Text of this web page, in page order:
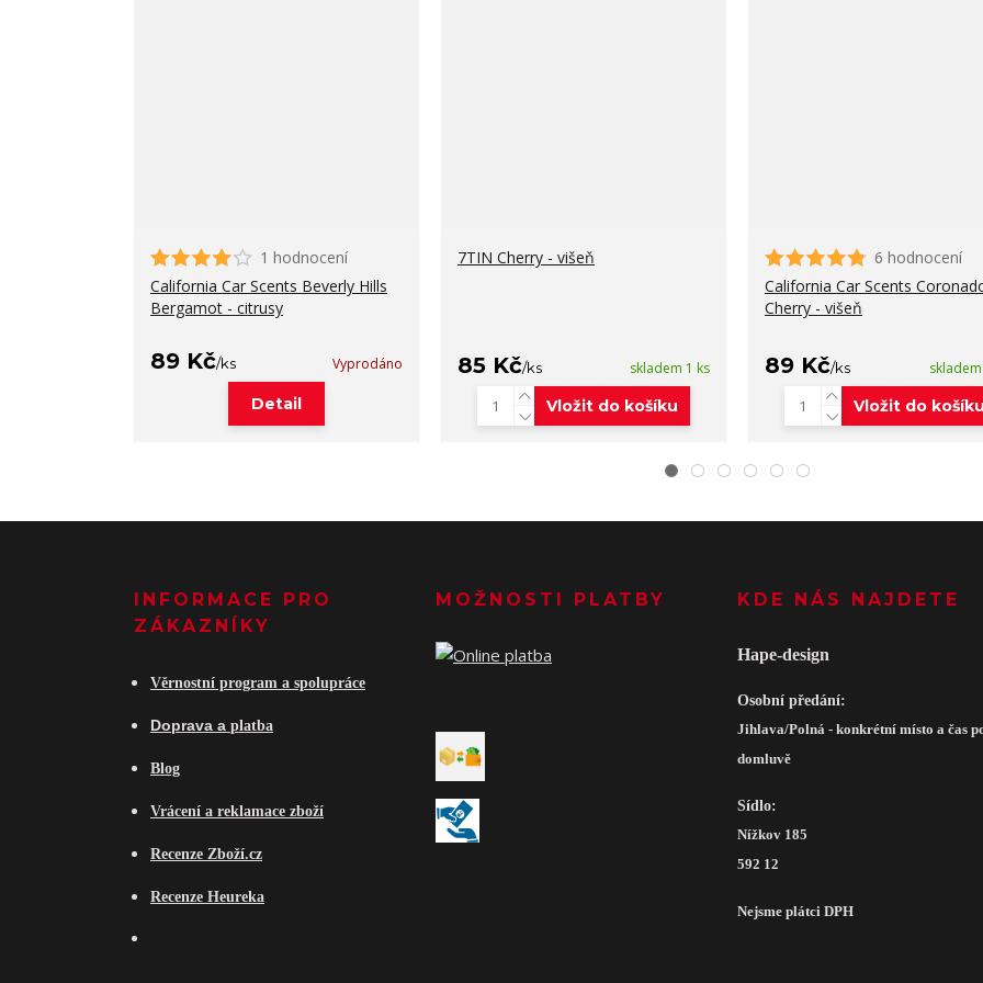
1 hodnocení
California Car Scents Beverly Hills
Bergamot - citrusy
89 Kč/ks Vyprodáno
Detail
7TIN Cherry - višeň
85 Kč/ks skladem 1 ks
Vložit do košíku
6 hodnocení
California Car Scents
Cherry - višeň
89 Kč/ks
Vložit do košíku
INFORMACE PRO
ZÁKAZNÍKY
Věrnostní program a spolupráce
Doprava a platba
Blog
Vrácení a reklamace zboží
Recenze Zboží.cz
Recenze Heureka
MOŽNOSTI PLATBY KDE NÁS NAJDETE
Hape-design
Osobní předání:
Jihlava/Polná - konkrétní místo a čas
domluvě
Sídlo:
Nížkov 185
592 12
Nejsme plátci DPH